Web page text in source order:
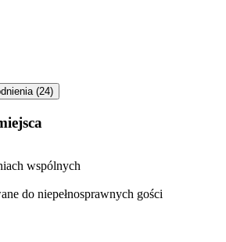
(24)
wspólnych
do niepełnosprawnych gości